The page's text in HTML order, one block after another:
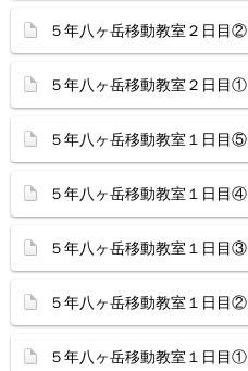
５年八ヶ岳移動教室２日目②
５年八ヶ岳移動教室２日目①
５年八ヶ岳移動教室１日目⑤
５年八ヶ岳移動教室１日目④
５年八ヶ岳移動教室１日目③
５年八ヶ岳移動教室１日目②
５年八ヶ岳移動教室１日目①